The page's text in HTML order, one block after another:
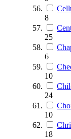
8
25
6
10
24
10
18